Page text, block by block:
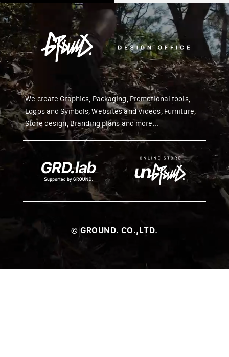
We create Graphics, Packaging, Promotional tools,
Logos and Symbols, Websites and Videos, Furniture,
Store design, Branding plans and more...
© GROUND. CO.,LTD.